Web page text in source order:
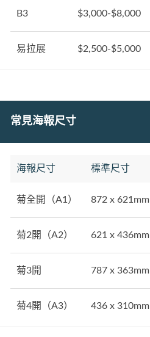
B3 $3,000-$8,000
易拉展 $2,500-$5,000
常見海報尺寸
海報尺寸 標準尺寸
菊全開（A1） 872 x 621mm
菊2開（A2） 621 x 436mm
菊3開 787 x 363mm
菊4開（A3） 436 x 310mm